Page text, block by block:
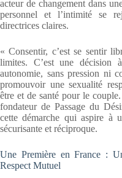
acteur de changement dans
personnel et l’intimité se
directrices claires.
« Consentir, c’est se sentir
limites. C’est une décision
autonomie, sans pression ni
promouvoir une sexualité
être et de santé pour le
fondateur de Passage du
cette démarche qui aspire à
sécurisante et réciproque.
Une Première en France :
Respect Mutuel